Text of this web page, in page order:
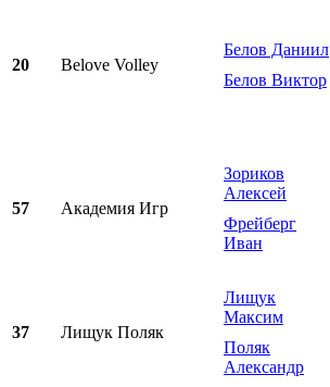
20 Belove Volley
Белов Даниил
Белов Виктор
57 Академия Игр
Зориков
Алексей
Фрейберг
Иван
37 Лищук Поляк
Лищук
Максим
Поляк
Александр